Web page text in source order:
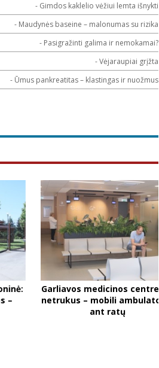
- Gimdos kaklelio vėžiui lemta išnykti
- Maudynės baseine – malonumas su rizika
- Pasigražinti galima ir nemokamai?
- Vėjaraupiai grįžta
- Ūmus pankreatitas – klastingas ir nuožmus
Garliavos medicinos centre jau
netrukus – mobili ambulatorija
ant ratų